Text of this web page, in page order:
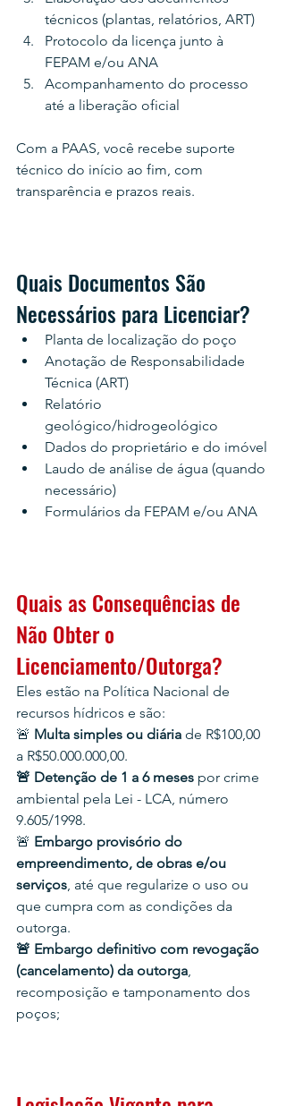
técnicos (plantas, relatórios, ART)
Protocolo da licença junto à
FEPAM e/ou ANA
Acompanhamento do processo
até a liberação oficial
Com a PAAS, você recebe suporte
técnico do início ao fim, com
transparência e prazos reais.
Quais Documentos São
Necessários para Licenciar?
Planta de localização do poço
Anotação de Responsabilidade
Técnica (ART)
Relatório
geológico/hidrogeológico
Dados do proprietário e do imóvel
Laudo de análise de água (quando
necessário)
Formulários da FEPAM e/ou ANA
Quais as Consequências de
Não Obter o
Licenciamento/Outorga?
Eles estão na Política Nacional de
recursos hídricos e são:
🚨 Multa simples ou diária de R$100,00
a R$50.000.000,00.
🚨 Detenção de 1 a 6 meses por crime
ambiental pela Lei - LCA, número
9.605/1998.
🚨 Embargo provisório do
empreendimento, de obras e/ou
serviços, até que regularize o uso ou
que cumpra com as condições da
outorga.
🚨 Embargo definitivo com revogação
(cancelamento) da outorga,
recomposição e tamponamento dos
poços;